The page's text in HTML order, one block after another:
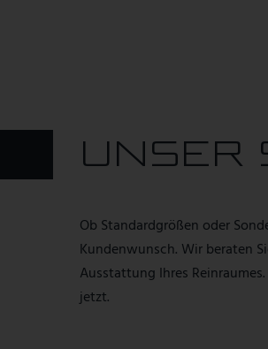
UNSER
Ob Standardgrößen oder
Kundenwunsch. Wir beraten
Ausstattung Ihres
jetzt.